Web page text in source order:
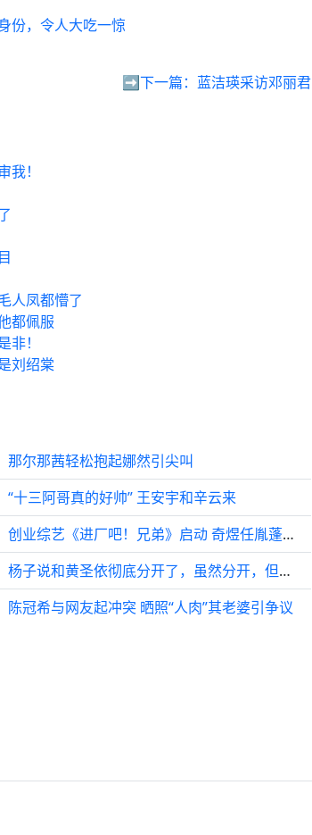
份，令人大吃一惊
➡️下一篇： 蓝洁瑛采访邓丽君
！
人凤都懵了
都佩服
！
刘绍棠
那尔那茜轻松抱起娜然引尖叫
“十三阿哥真的好帅” 王安宇和辛云来
创业综艺《进厂吧！兄弟》启动 奇煜任胤蓬亮相
杨子说和黄圣依彻底分开了，虽然分开，但自己有抽空陪孩子 “黄圣依 ”杨子
陈冠希与网友起冲突 晒照“人肉”其老婆引争议